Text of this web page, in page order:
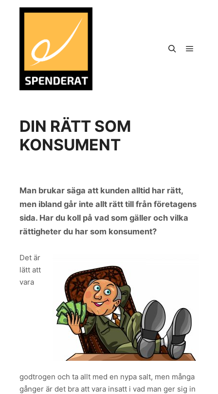
DIN RÄTT SOM
KONSUMENT
Man brukar säga att kunden alltid har rätt,
men ibland går inte allt rätt till från företagens
sida. Har du koll på vad som gäller och vilka
rättigheter du har som konsument?
Det är
lätt att
vara
godtrogen och ta allt med en nypa salt, men många
gånger är det bra att vara insatt i vad man ger sig in